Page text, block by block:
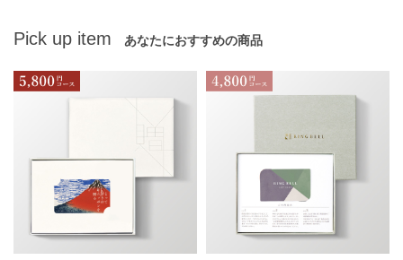
Pick up item あなたにおすすめの商品